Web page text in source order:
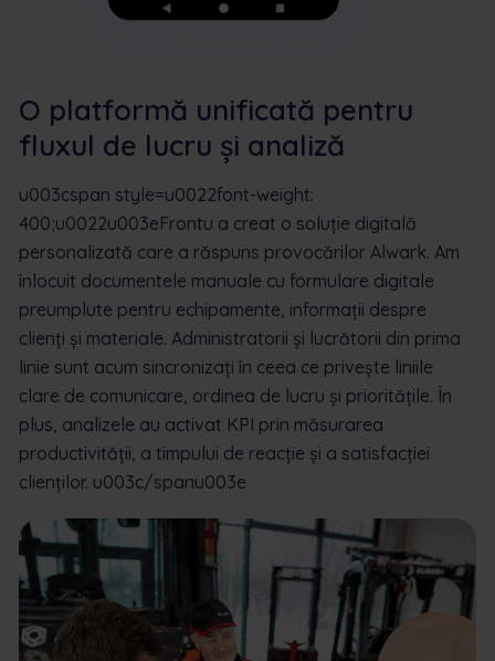
O platformă unificată pentru
fluxul de lucru și analiză
u003cspan style=u0022font-weight:
400;u0022u003eFrontu a creat o soluție digitală
personalizată care a răspuns provocărilor Alwark. Am
înlocuit documentele manuale cu formulare digitale
preumplute pentru echipamente, informații despre
clienți și materiale. Administratorii și lucrătorii din prima
linie sunt acum sincronizați în ceea ce privește liniile
clare de comunicare, ordinea de lucru și prioritățile. În
plus, analizele au activat KPI prin măsurarea
productivității, a timpului de reacție și a satisfacției
clienților. u003c/spanu003e